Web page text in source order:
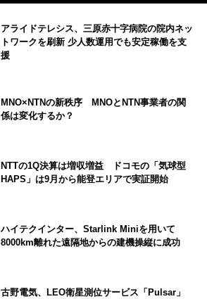
アライドテレシス、三原赤十字病院の院内ネッ
トワークを刷新 少人数運用でも安定稼働を支
援
MNO×NTNの新秩序 MNOとNTN事業者の関
係は変化するか？
NTTの1Q決算は増収増益 ドコモの「気球型
HAPS」は9月から能登エリアで実証開始
ハイテクインター、Starlink Miniを用いて
8000km離れた遠隔地からの建機操縦に成功
古野電気、LEO衛星測位サービス「Pulsar」